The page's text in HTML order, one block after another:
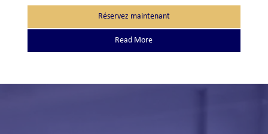
Réservez maintenant
Read More